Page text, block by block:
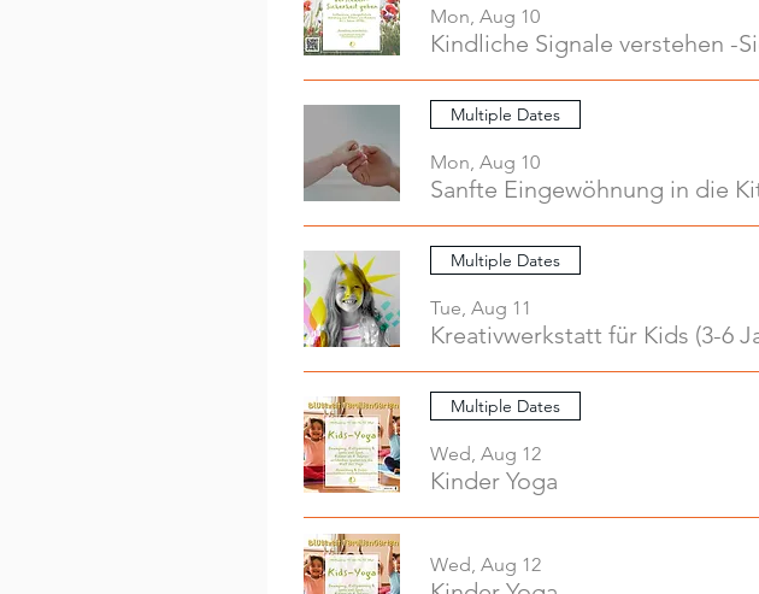
Mon, Aug 10
Kindliche Signale verstehen -
Multiple Dates
Mon, Aug 10
Sanfte Eingewöhnung in die
Multiple Dates
Tue, Aug 11
Multiple Dates
Wed, Aug 12
Kinder Yoga
Wed, Aug 12